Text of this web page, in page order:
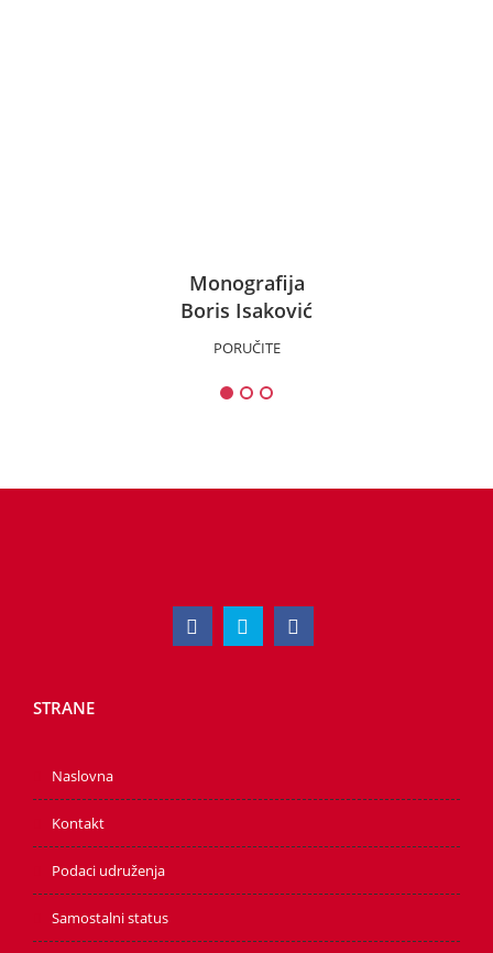
Monografija
Boris Isaković
PORUČITE
STRANE
Naslovna
Kontakt
Podaci udruženja
Samostalni status